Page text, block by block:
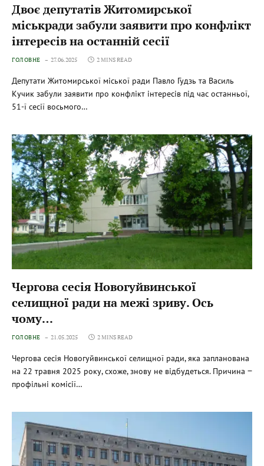
Двоє депутатів Житомирської
міськради забули заявити про конфлікт
інтересів на останній сесії
ГОЛОВНЕ 27.06.2025 2 MINS READ
Депутати Житомирської міської ради Павло Гудзь та Василь
Кучик забули заявити про конфлікт інтересів під час останньої,
51-ї сесії восьмого…
Чергова сесія Новогуйвинської
селищної ради на межі зриву. Ось
чому…
ГОЛОВНЕ 21.05.2025 2 MINS READ
Чергова сесія Новогуйвинської селищної ради, яка запланована
на 22 травня 2025 року, схоже, знову не відбудеться. Причина ‒
профільні комісії…